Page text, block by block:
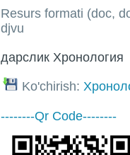
Resurs formati (doc,
djvu
дарслик Хронология
Ko'chirish:
--------Qr Code--------